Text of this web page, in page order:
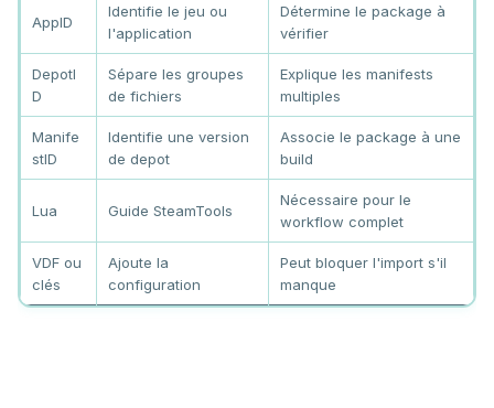
AppID
Identifie le jeu ou
l'application
Détermine le package à
vérifier
DepotI
D
Sépare les groupes
de fichiers
Explique les manifests
multiples
Manife
stID
Identifie une version
de depot
Associe le package à une
build
Lua Guide SteamTools
Nécessaire pour le
workflow complet
VDF ou
clés
Ajoute la
configuration
Peut bloquer l'import s'il
manque